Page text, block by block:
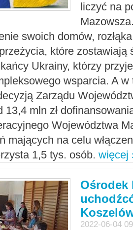
liczyć na
swoich domów,
które zostawiają
Ukrainy, którzy
wsparcia. A w
Zarządu
13,4 mln zł
Województwa
mających na celu
1,5 tys. osób. więcej
Ośrodek
2022-06-04